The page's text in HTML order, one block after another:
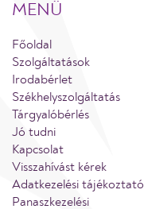
MENÜ
Főoldal
Szolgáltatások
Irodabérlet
Székhelyszolgáltatás
Tárgyalóbérlés
Jó tudni
Kapcsolat
Visszahívást kérek
Adatkezelési tájékoztató
Panaszkezelési